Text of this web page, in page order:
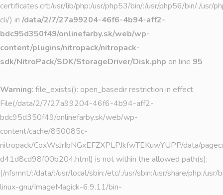
certificates.crt:/usr/lib/php:/usr/php53/bin/:/usr/php56/bin/:/
cli/) in /data/2/7/27a99204-46f6-4b94-aff2-
bdc95d350f49/onlinefarby.sk/web/wp-
content/plugins/nitropack/nitropack-
sdk/NitroPack/SDK/StorageDriver/Disk.php on line 95
Warning: file_exists(): open_basedir restriction in effect.
File(/data/2/7/27a99204-46f6-4b94-aff2-
bdc95d350f49/onlinefarby.sk/web/wp-
content/cache/850085c-
nitropack/CoxWsJrIbNGxEFZXPLPJkfwTEKuwYUPP/data/
d41d8cd98f00b204.html) is not within the allowed path(s):
(/nfsmnt/:/data/:/usr/local/sbin:/etc/:/usr/sbin:/usr/share/php:/
linux-gnu/ImageMagick-6.9.11/bin-